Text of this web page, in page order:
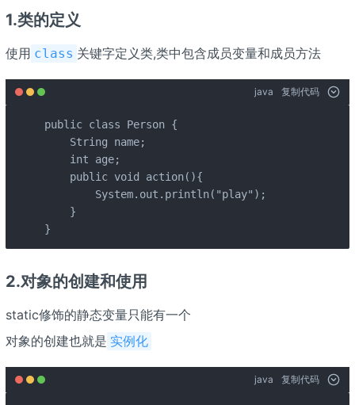
1.类的定义
使用 class 关键字定义类,类中包含成员变量和成员方法
java 复制代码
public class Person {
    String name;
    int age;
    public void action(){
        System.out.println("play");
    }
}
2.对象的创建和使用
static修饰的静态变量只能有一个
对象的创建也就是 实例化
java 复制代码